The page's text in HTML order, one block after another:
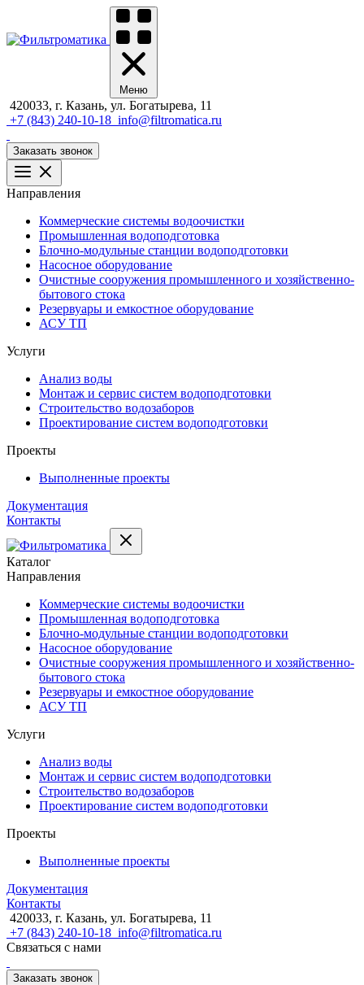
Меню
420033, г. Казань, ул. Богатырева, 11
+7 (843) 240-10-18 info@filtromatica.ru
Заказать звонок
Направления
Коммерческие системы водоочистки
Промышленная водоподготовка
Блочно-модульные станции водоподготовки
Насосное оборудование
Очистные сооружения промышленного и хозяйственно-
бытового стока
Резервуары и емкостное оборудование
АСУ ТП
Услуги
Анализ воды
Монтаж и сервис систем водоподготовки
Строительство водозаборов
Проектирование систем водоподготовки
Проекты
Выполненные проекты
Документация
Контакты
Каталог
Направления
Коммерческие системы водоочистки
Промышленная водоподготовка
Блочно-модульные станции водоподготовки
Насосное оборудование
Очистные сооружения промышленного и хозяйственно-
бытового стока
Резервуары и емкостное оборудование
АСУ ТП
Услуги
Анализ воды
Монтаж и сервис систем водоподготовки
Строительство водозаборов
Проектирование систем водоподготовки
Проекты
Выполненные проекты
Документация
Контакты
420033, г. Казань, ул. Богатырева, 11
+7 (843) 240-10-18 info@filtromatica.ru
Связаться с нами
Заказать звонок